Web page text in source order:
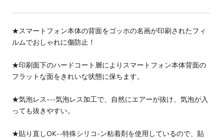
★スマートフォン本体の背面をゴッホの名画が印刷されたフィ
ルムでおしゃれに傷防止！
★印刷面下のハードコート層によりスマートフォン本体背面の
フラットな面をきれいな状態に保ちます。
★気泡レス---気泡レス加工で、自然にエアーが抜け、気泡が入
っても抜きやすい。
★貼り直しOK--特殊シリコ-ン粘着剤を使用しているので、貼